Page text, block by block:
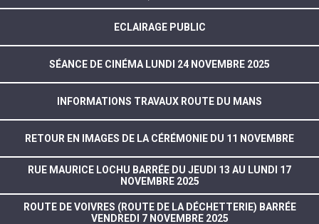
ECLAIRAGE PUBLIC
SÉANCE DE CINÉMA LUNDI 24 NOVEMBRE 2025
INFORMATIONS TRAVAUX ROUTE DU MANS
RETOUR EN IMAGES DE LA CÉRÉMONIE DU 11 NOVEMBRE
RUE MAURICE LOCHU BARRÉE DU JEUDI 13 AU LUNDI 17
NOVEMBRE 2025
ROUTE DE VOIVRES (ROUTE DE LA DÉCHETTERIE) BARRÉE
VENDREDI 7 NOVEMBRE 2025